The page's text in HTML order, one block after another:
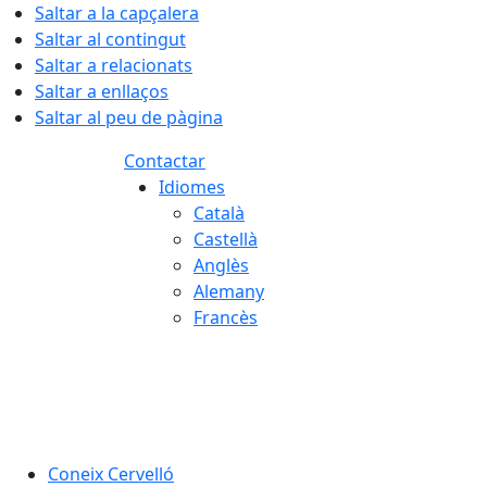
Saltar a la capçalera
Saltar al contingut
Saltar a relacionats
Saltar a enllaços
Saltar al peu de pàgina
Contactar
Idiomes
Català
Castellà
Anglès
Alemany
Francès
Coneix Cervelló